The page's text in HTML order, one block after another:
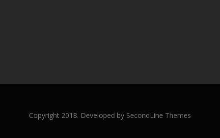
Copyright 2018. Developed by SecondLine Themes